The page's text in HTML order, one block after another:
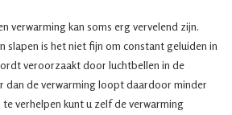
verwarming kan soms erg vervelend zijn.
slapen is het niet fijn om constant geluiden in
veroorzaakt door luchtbellen in de
dan de verwarming loopt daardoor minder
verhelpen kunt u zelf de verwarming